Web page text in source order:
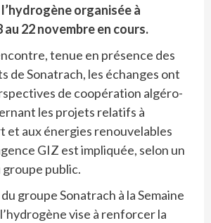
organisée à
au 22 novembre en cours.
tenue en présence des
de Sonatrach, les échanges ont
de coopération algéro-
les projets relatifs à
et aux énergies renouvelables
GIZ est impliquée, selon un
public.
groupe Sonatrach à la Semaine
vise à renforcer la